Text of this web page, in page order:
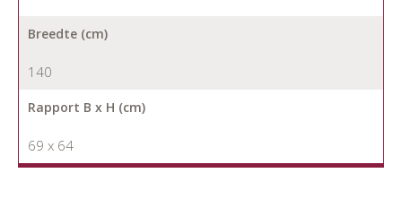
Breedte (cm)
140
Rapport B x H (cm)
69 x 64